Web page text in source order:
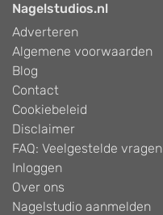
Nagelstudios.nl
Adverteren
Algemene voorwaarden
Blog
Contact
Cookiebeleid
Disclaimer
FAQ: Veelgestelde vragen
Inloggen
Over ons
Nagelstudio aanmelden